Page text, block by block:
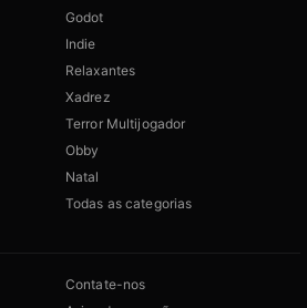
Godot
Indie
Relaxantes
Xadrez
Terror Multijogador
Obby
Natal
Todas as categorias
Contate-nos